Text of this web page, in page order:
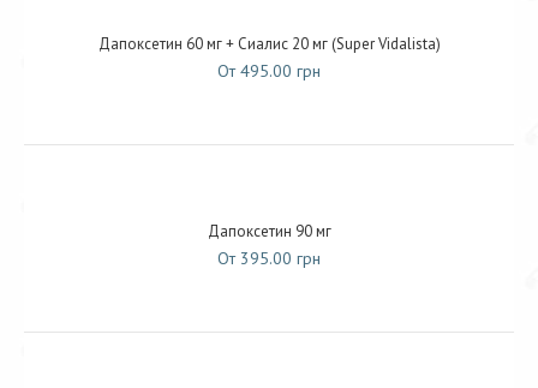
Дапоксетин 60 мг + Сиалис 20 мг (Super Vidalista)
От 495.00 грн
Дапоксетин 90 мг
От 395.00 грн